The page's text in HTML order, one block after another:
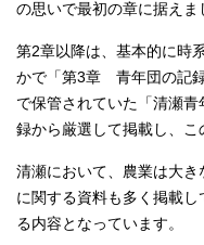
の思いで最初の章に据えま
第2章以降は、基本的に時
かで「第3章 青年団の記
で保管されていた「清瀬
録から厳選して掲載し、こ
清瀬において、農業は大
に関する資料も多く掲載
る内容となっています。